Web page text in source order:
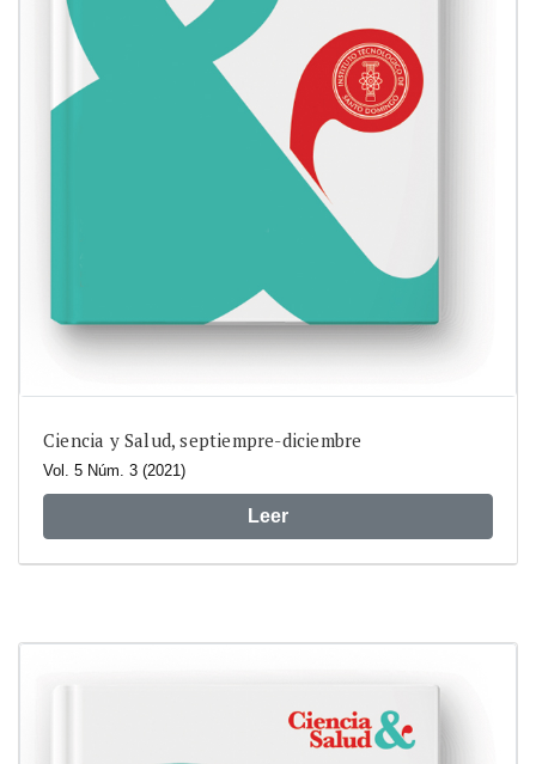
Ciencia y Salud, septiempre-diciembre
Vol. 5 Núm. 3 (2021)
Leer